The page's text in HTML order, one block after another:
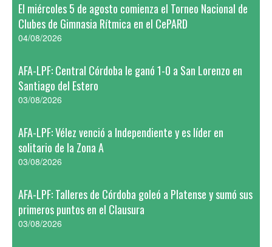
El miércoles 5 de agosto comienza el Torneo Nacional de
Clubes de Gimnasia Rítmica en el CePARD
04/08/2026
AFA-LPF: Central Córdoba le ganó 1-0 a San Lorenzo en
Santiago del Estero
03/08/2026
AFA-LPF: Vélez venció a Independiente y es líder en
solitario de la Zona A
03/08/2026
AFA-LPF: Talleres de Córdoba goleó a Platense y sumó sus
primeros puntos en el Clausura
03/08/2026